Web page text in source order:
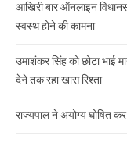
आखिरी बार ऑनलाइन
स्वस्थ होने की कामना
उमाशंकर सिंह को छोटा भाई
देने तक रहा खास रिश्ता
राज्यपाल ने अयोग्य घोषित